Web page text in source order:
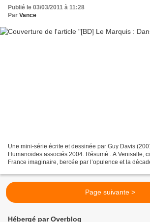
Publié le 03/03/2011 à 11:28
Par Vance
Une mini-série écrite et dessinée par Guy Davis
Humanoïdes associés 2004. Résumé : A Venisalle,
France imaginaire, bercée par l’opulence et la
Page suivante >
Hébergé par Overblog